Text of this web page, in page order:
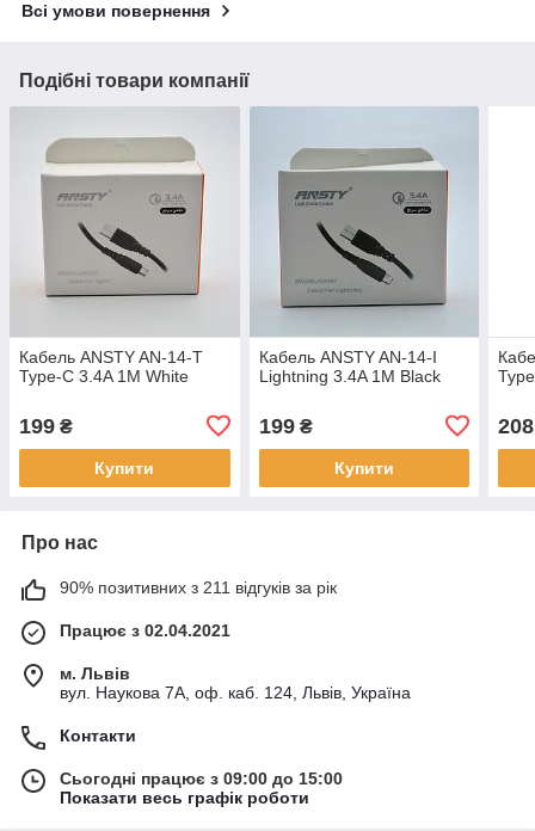
Всі умови повернення
Подібні товари компанії
Кабель ANSTY AN-14-T
Type-C 3.4A 1M White
199 ₴
Купити
Кабель ANSTY AN-14-I
Lightning 3.4A 1M Black
199₴
Купити
208
Про нас
90% позитивних з 211 відгуків за рік
Працює з 02.04.2021
м. Львів
вул. Наукова 7А, оф. каб. 124, Львів, Україна
Контакти
Сьогодні працює з 09:00 до 15:00
Показати весь графік роботи